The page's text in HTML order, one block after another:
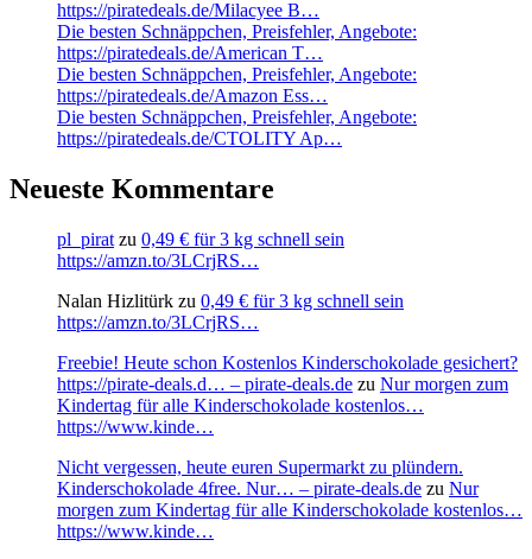
https://piratedeals.de/Milacyee B…
Die besten Schnäppchen, Preisfehler, Angebote:
https://piratedeals.de/American T…
Die besten Schnäppchen, Preisfehler, Angebote:
https://piratedeals.de/Amazon Ess…
Die besten Schnäppchen, Preisfehler, Angebote:
https://piratedeals.de/CTOLITY Ap…
Neueste Kommentare
pl_pirat zu 0,49 € für 3 kg schnell sein
https://amzn.to/3LCrjRS…
Nalan Hizlitürk zu 0,49 € für 3 kg schnell sein
https://amzn.to/3LCrjRS…
Freebie! Heute schon Kostenlos Kinderschokolade gesichert?
https://pirate-deals.d… – pirate-deals.de zu Nur morgen zum
Kindertag für alle Kinderschokolade kostenlos…
https://www.kinde…
Nicht vergessen, heute euren Supermarkt zu plündern.
Kinderschokolade 4free. Nur… – pirate-deals.de zu Nur
morgen zum Kindertag für alle Kinderschokolade kostenlos…
https://www.kinde…